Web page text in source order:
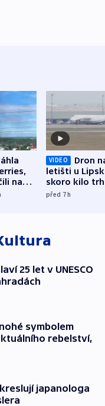
na
VIDEO
Dron
letišti u
skoro kilo
indicie
před 7h
25 let v UNESCO
symbolem
rebelství,
japanologa